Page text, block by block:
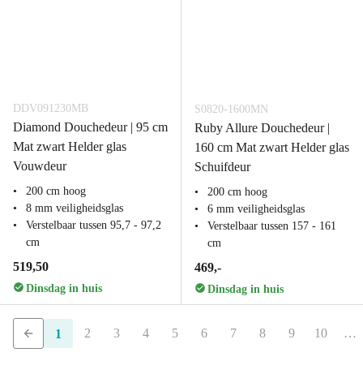
DDV091230MB
Diamond Douchedeur | 95 cm
Mat zwart Helder glas
Vouwdeur
200 cm hoog
8 mm veiligheidsglas
Verstelbaar tussen 95,7 - 97,2
cm
519,50
Dinsdag in huis
S0820-1600MN
Ruby Allure Douchedeur |
160 cm Mat zwart Helder glas
Schuifdeur
200 cm hoog
6 mm veiligheidsglas
Verstelbaar tussen 157 - 161
cm
469,-
Dinsdag in huis
1 2 3 4 5 6 7 8 9 10 …